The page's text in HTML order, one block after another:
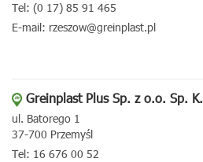
Tel: (0 17) 85 91 465
E-mail: rzeszow@greinplast.pl
Greinplast Plus Sp. z o.o. Sp. K.
ul. Batorego 1
37-700 Przemyśl
Tel: 16 676 00 52